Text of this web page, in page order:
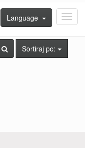
Language
Sortiraj po: